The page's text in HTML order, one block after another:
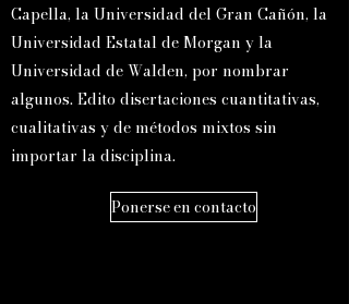
Capella, la Universidad del Gran Cañón, la
Universidad Estatal de Morgan y la
Universidad de Walden, por nombrar
algunos. Edito disertaciones cuantitativas,
cualitativas y de métodos mixtos sin
importar la disciplina.
Ponerse en contacto